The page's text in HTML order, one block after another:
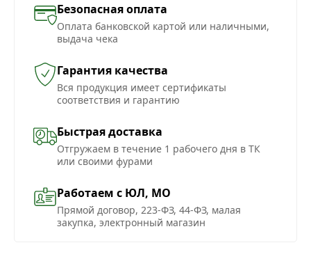
Безопасная оплата
Оплата банковской картой или наличными,
выдача чека
Гарантия качества
Вся продукция имеет сертификаты
соответствия и гарантию
Быстрая доставка
Отгружаем в течение 1 рабочего дня в ТК
или своими фурами
Работаем с ЮЛ, МО
Прямой договор, 223-ФЗ, 44-ФЗ, малая
закупка, электронный магазин